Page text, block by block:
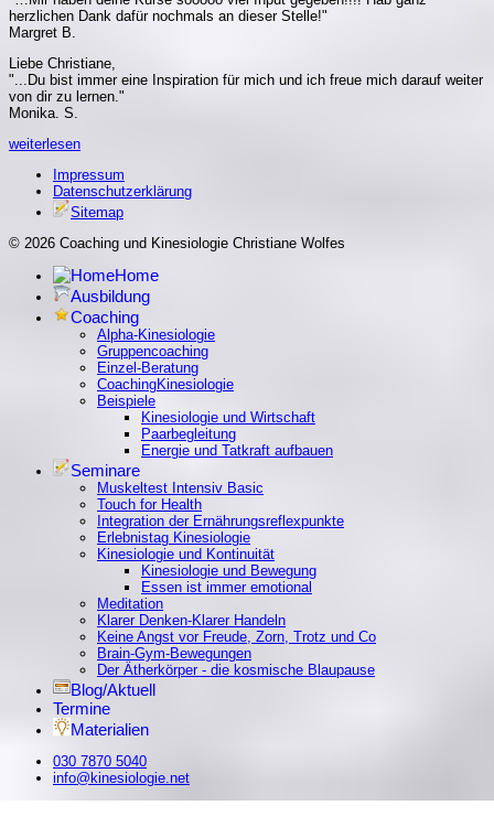
herzlichen Dank dafür nochmals an dieser Stelle!"
Margret B.
Liebe Christiane,
"...Du bist immer eine Inspiration für mich und ich freue mich darauf weiter
von dir zu lernen."
Monika. S.
weiterlesen
Impressum
Datenschutzerklärung
Sitemap
© 2026 Coaching und Kinesiologie Christiane Wolfes
Home
Ausbildung
Coaching
Alpha-Kinesiologie
Gruppencoaching
Einzel-Beratung
CoachingKinesiologie
Beispiele
Kinesiologie und Wirtschaft
Paarbegleitung
Energie und Tatkraft aufbauen
Seminare
Muskeltest Intensiv Basic
Touch for Health
Integration der Ernährungsreflexpunkte
Erlebnistag Kinesiologie
Kinesiologie und Kontinuität
Kinesiologie und Bewegung
Essen ist immer emotional
Meditation
Klarer Denken-Klarer Handeln
Keine Angst vor Freude, Zorn, Trotz und Co
Brain-Gym-Bewegungen
Der Ätherkörper - die kosmische Blaupause
Blog/Aktuell
Termine
Materialien
030 7870 5040
info@kinesiologie.net